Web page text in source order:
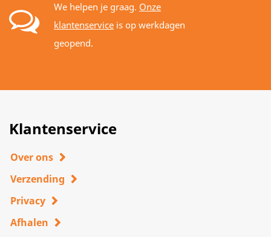
We helpen je graag. Onze
klantenservice is op werkdagen
geopend.
Klantenservice
Over ons
Verzending
Privacy
Afhalen